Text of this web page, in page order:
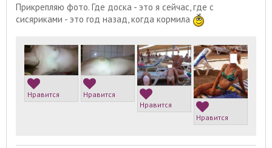
Прикрепляю фото. Где доска - это я сейчас, где с
сисяриками - это год назад, когда кормила
Нравится
Нравится
Нравится
Нравится